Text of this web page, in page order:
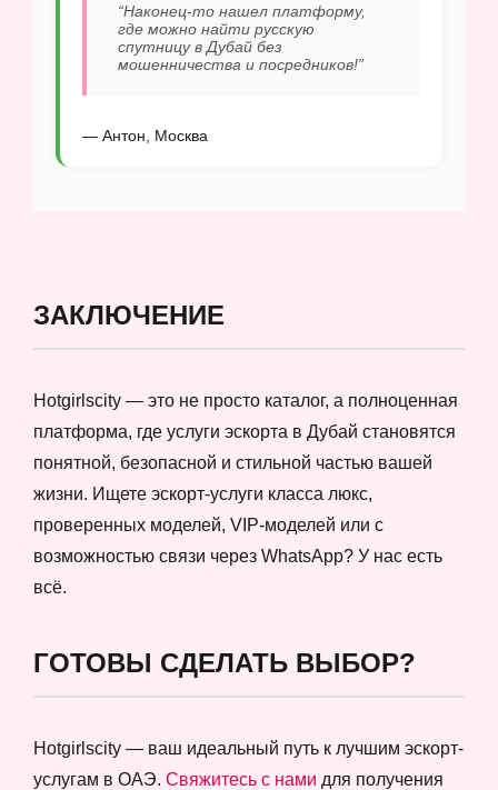
“Наконец-то нашел платформу,
где можно найти русскую
спутницу в Дубай без
мошенничества и посредников!”
— Антон, Москва
ЗАКЛЮЧЕНИЕ
Hotgirlscity — это не просто каталог, а полноценная
платформа, где услуги эскорта в Дубай становятся
понятной, безопасной и стильной частью вашей
жизни. Ищете эскорт-услуги класса люкс,
проверенных моделей, VIP-моделей или с
возможностью связи через WhatsApp? У нас есть
всё.
ГОТОВЫ СДЕЛАТЬ ВЫБОР?
Hotgirlscity — ваш идеальный путь к лучшим эскорт-
услугам в ОАЭ. Свяжитесь с нами для получения